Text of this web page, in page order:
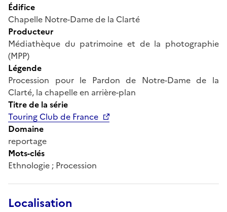
Édifice
Chapelle Notre-Dame de la Clarté
Producteur
Médiathèque du patrimoine et de la photographie
(MPP)
Légende
Procession pour le Pardon de Notre-Dame de la
Clarté, la chapelle en arrière-plan
Titre de la série
Touring Club de France
Domaine
reportage
Mots-clés
Ethnologie ; Procession
Localisation